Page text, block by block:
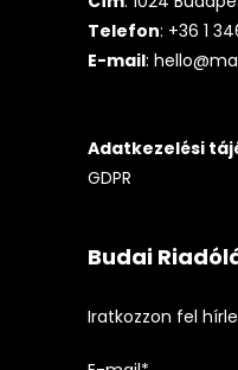
Telefon: +36 1
E-mail:
Adatkezelési
GDPR
Budai
Iratkozzon fel